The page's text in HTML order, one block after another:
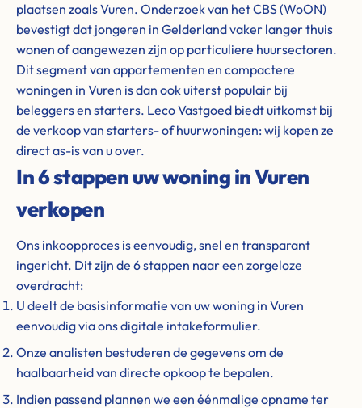
plaatsen zoals Vuren. Onderzoek van het CBS (WoON)
bevestigt dat jongeren in Gelderland vaker langer thuis
wonen of aangewezen zijn op particuliere huursectoren.
Dit segment van appartementen en compactere
woningen in Vuren is dan ook uiterst populair bij
beleggers en starters. Leco Vastgoed biedt uitkomst bij
de verkoop van starters- of huurwoningen: wij kopen ze
direct as-is van u over.
In 6 stappen uw woning in Vuren
verkopen
Ons inkoopproces is eenvoudig, snel en transparant
ingericht. Dit zijn de 6 stappen naar een zorgeloze
overdracht:
U deelt de basisinformatie van uw woning in Vuren
eenvoudig via ons digitale intakeformulier.
Onze analisten bestuderen de gegevens om de
haalbaarheid van directe opkoop te bepalen.
Indien passend plannen we een éénmalige opname ter